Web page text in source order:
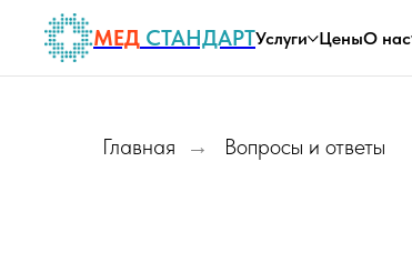
МЕД СТАНДАРТУслуги ЦеныО нас
Главная → Вопросы и ответы